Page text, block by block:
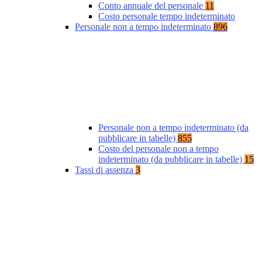
Conto annuale del personale 11
Costo personale tempo indeterminato
Personale non a tempo indeterminato 896
Personale non a tempo indeterminato (da
pubblicare in tabelle) 855
Costo del personale non a tempo
indeterminato (da pubblicare in tabelle) 15
Tassi di assenza 3